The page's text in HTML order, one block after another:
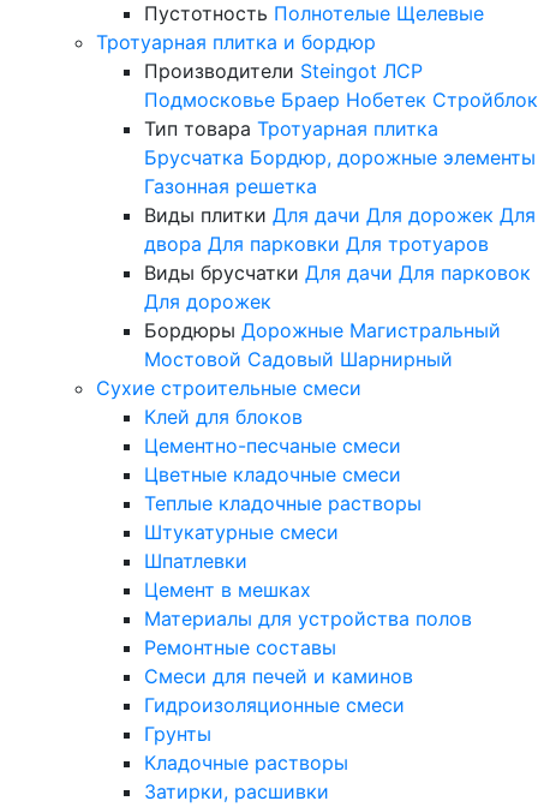
Пустотность Полнотелые Щелевые
Тротуарная плитка и бордюр
Производители Steingot ЛСР
Подмосковье Браер Нобетек Стройблок
Тип товара Тротуарная плитка
Брусчатка Бордюр, дорожные элементы
Газонная решетка
Виды плитки Для дачи Для дорожек Для
двора Для парковки Для тротуаров
Виды брусчатки Для дачи Для парковок
Для дорожек
Бордюры Дорожные Магистральный
Мостовой Садовый Шарнирный
Сухие строительные смеси
Клей для блоков
Цементно-песчаные смеси
Цветные кладочные смеси
Теплые кладочные растворы
Штукатурные смеси
Шпатлевки
Цемент в мешках
Материалы для устройства полов
Ремонтные составы
Смеси для печей и каминов
Гидроизоляционные смеси
Грунты
Кладочные растворы
Затирки, расшивки